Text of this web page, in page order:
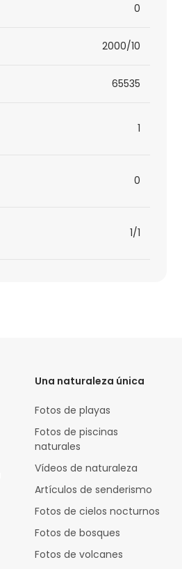
0
2000/10
65535
1
0
1/1
Una naturaleza única
Fotos de playas
Fotos de piscinas
naturales
Vídeos de naturaleza
Artículos de senderismo
Fotos de cielos nocturnos
Fotos de bosques
Fotos de volcanes